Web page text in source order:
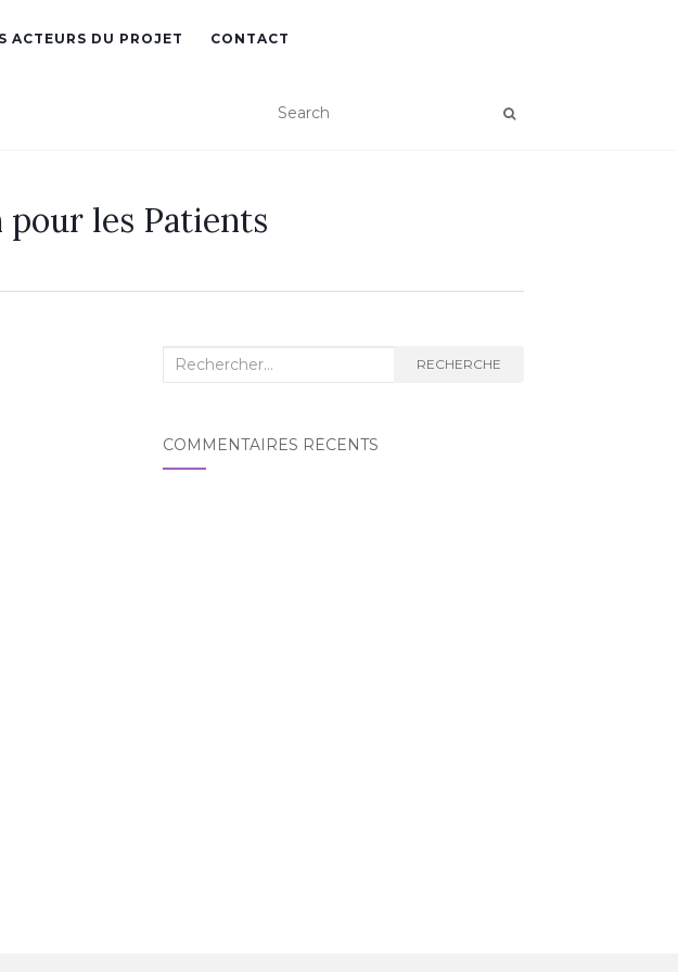
ACTEURS DU PROJET CONTACT
les Patients
Recherche
RECHERCHE
COMMENTAIRES RÉCENTS